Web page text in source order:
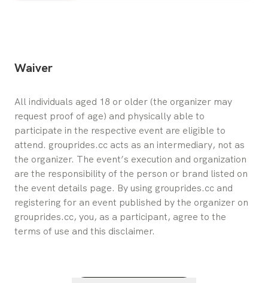
Waiver
All individuals aged 18 or older (the organizer may
request proof of age) and physically able to
participate in the respective event are eligible to
attend. grouprides.cc acts as an intermediary, not as
the organizer. The event’s execution and organization
are the responsibility of the person or brand listed on
the event details page. By using grouprides.cc and
registering for an event published by the organizer on
grouprides.cc, you, as a participant, agree to the
terms of use and this disclaimer.